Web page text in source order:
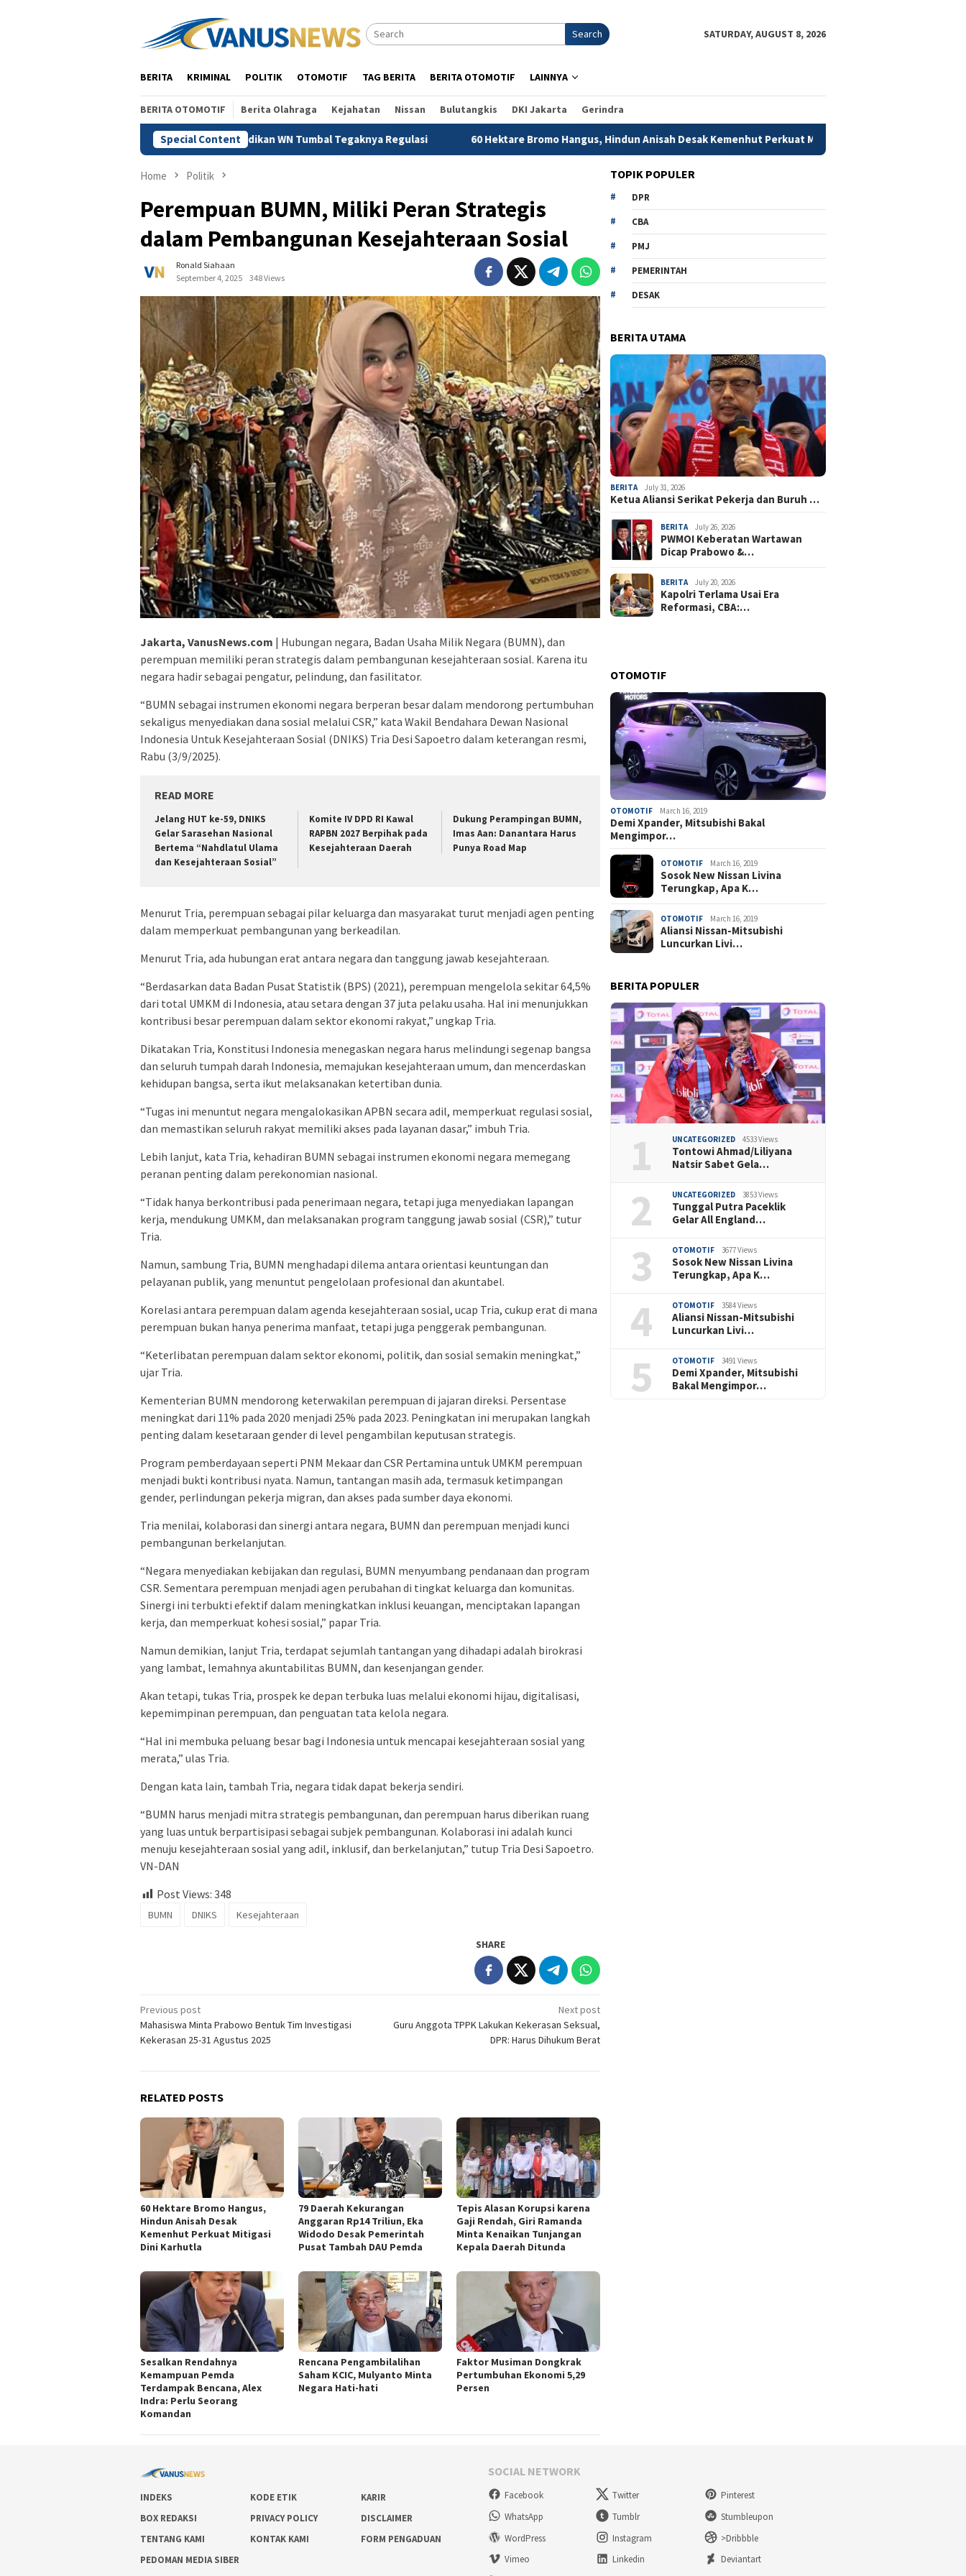
Search SATURDAY, AUGUST 8, 2026
BERITA KRIMINAL POLITIK OTOMOTIF TAG BERITA BERITA OTOMOTIF LAINNYA
BERITA OTOMOTIF Berita Olahraga Kejahatan Nissan Bulutangkis DKI Jakarta Gerindra
Special Content
Batal Demi Hukum, Jangan Jadikan WN Tumbal Tegaknya Regulasi 60 Hektare Bromo Hangus, Hindun Anisah Desak Kemenhut Perkuat Mitigasi Dini Karhutla
Home Politik
Perempuan BUMN, Miliki Peran Strategis
dalam Pembangunan Kesejahteraan Sosial
Ronald Siahaan
September 4, 2025
348 Views
Jakarta, VanusNews.com | Hubungan negara, Badan Usaha Milik Negara (BUMN), dan
perempuan memiliki peran strategis dalam pembangunan kesejahteraan sosial. Karena itu
negara hadir sebagai pengatur, pelindung, dan fasilitator.
“BUMN sebagai instrumen ekonomi negara berperan besar dalam mendorong pertumbuhan
sekaligus menyediakan dana sosial melalui CSR,” kata Wakil Bendahara Dewan Nasional
Indonesia Untuk Kesejahteraan Sosial (DNIKS) Tria Desi Sapoetro dalam keterangan resmi,
Rabu (3/9/2025).
READ MORE
Jelang HUT ke-59, DNIKS
Gelar Sarasehan Nasional
Bertema “Nahdlatul Ulama
dan Kesejahteraan Sosial”
Komite IV DPD RI Kawal
RAPBN 2027 Berpihak pada
Kesejahteraan Daerah
Dukung Perampingan BUMN,
Imas Aan: Danantara Harus
Punya Road Map
Menurut Tria, perempuan sebagai pilar keluarga dan masyarakat turut menjadi agen penting
dalam memperkuat pembangunan yang berkeadilan.
Menurut Tria, ada hubungan erat antara negara dan tanggung jawab kesejahteraan.
“Berdasarkan data Badan Pusat Statistik (BPS) (2021), perempuan mengelola sekitar 64,5%
dari total UMKM di Indonesia, atau setara dengan 37 juta pelaku usaha. Hal ini menunjukkan
kontribusi besar perempuan dalam sektor ekonomi rakyat,” ungkap Tria.
Dikatakan Tria, Konstitusi Indonesia menegaskan negara harus melindungi segenap bangsa
dan seluruh tumpah darah Indonesia, memajukan kesejahteraan umum, dan mencerdaskan
kehidupan bangsa, serta ikut melaksanakan ketertiban dunia.
“Tugas ini menuntut negara mengalokasikan APBN secara adil, memperkuat regulasi sosial,
dan memastikan seluruh rakyat memiliki akses pada layanan dasar,” imbuh Tria.
Lebih lanjut, kata Tria, kehadiran BUMN sebagai instrumen ekonomi negara memegang
peranan penting dalam perekonomian nasional.
“Tidak hanya berkontribusi pada penerimaan negara, tetapi juga menyediakan lapangan
kerja, mendukung UMKM, dan melaksanakan program tanggung jawab sosial (CSR),” tutur
Tria.
Namun, sambung Tria, BUMN menghadapi dilema antara orientasi keuntungan dan
pelayanan publik, yang menuntut pengelolaan profesional dan akuntabel.
Korelasi antara perempuan dalam agenda kesejahteraan sosial, ucap Tria, cukup erat di mana
perempuan bukan hanya penerima manfaat, tetapi juga penggerak pembangunan.
“Keterlibatan perempuan dalam sektor ekonomi, politik, dan sosial semakin meningkat,”
ujar Tria.
Kementerian BUMN mendorong keterwakilan perempuan di jajaran direksi. Persentase
meningkat dari 11% pada 2020 menjadi 25% pada 2023. Peningkatan ini merupakan langkah
penting dalam kesetaraan gender di level pengambilan keputusan strategis.
Program pemberdayaan seperti PNM Mekaar dan CSR Pertamina untuk UMKM perempuan
menjadi bukti kontribusi nyata. Namun, tantangan masih ada, termasuk ketimpangan
gender, perlindungan pekerja migran, dan akses pada sumber daya ekonomi.
Tria menilai, kolaborasi dan sinergi antara negara, BUMN dan perempuan menjadi kunci
pembangunan berkelanjutan.
“Negara menyediakan kebijakan dan regulasi, BUMN menyumbang pendanaan dan program
CSR. Sementara perempuan menjadi agen perubahan di tingkat keluarga dan komunitas.
Sinergi ini terbukti efektif dalam meningkatkan inklusi keuangan, menciptakan lapangan
kerja, dan memperkuat kohesi sosial,” papar Tria.
Namun demikian, lanjut Tria, terdapat sejumlah tantangan yang dihadapi adalah birokrasi
yang lambat, lemahnya akuntabilitas BUMN, dan kesenjangan gender.
Akan tetapi, tukas Tria, prospek ke depan terbuka luas melalui ekonomi hijau, digitalisasi,
kepemimpinan perempuan, dan penguatan tata kelola negara.
“Hal ini membuka peluang besar bagi Indonesia untuk mencapai kesejahteraan sosial yang
merata,” ulas Tria.
Dengan kata lain, tambah Tria, negara tidak dapat bekerja sendiri.
“BUMN harus menjadi mitra strategis pembangunan, dan perempuan harus diberikan ruang
yang luas untuk berpartisipasi sebagai subjek pembangunan. Kolaborasi ini adalah kunci
menuju kesejahteraan sosial yang adil, inklusif, dan berkelanjutan,” tutup Tria Desi Sapoetro.
VN-DAN
Post Views: 348
BUMN DNIKS Kesejahteraan
SHARE
Post
navigation
Previous post
Mahasiswa Minta Prabowo Bentuk Tim Investigasi
Kekerasan 25-31 Agustus 2025
Next post
Guru Anggota TPPK Lakukan Kekerasan Seksual,
DPR: Harus Dihukum Berat
RELATED POSTS
60 Hektare Bromo Hangus,
Hindun Anisah Desak
Kemenhut Perkuat Mitigasi
Dini Karhutla
79 Daerah Kekurangan
Anggaran Rp14 Triliun, Eka
Widodo Desak Pemerintah
Pusat Tambah DAU Pemda
Tepis Alasan Korupsi karena
Gaji Rendah, Giri Ramanda
Minta Kenaikan Tunjangan
Kepala Daerah Ditunda
Sesalkan Rendahnya
Kemampuan Pemda
Terdampak Bencana, Alex
Indra: Perlu Seorang
Komandan
Rencana Pengambilalihan
Saham KCIC, Mulyanto Minta
Negara Hati-hati
Faktor Musiman Dongkrak
Pertumbuhan Ekonomi 5,29
Persen
TOPIK POPULER
DPR
CBA
PMJ
PEMERINTAH
DESAK
BERITA UTAMA
BERITA July 31, 2026
Ketua Aliansi Serikat Pekerja dan Buruh …
BERITA July 26, 2026
PWMOI Keberatan Wartawan
Dicap Prabowo &…
BERITA July 20, 2026
Kapolri Terlama Usai Era
Reformasi, CBA:…
OTOMOTIF
OTOMOTIF March 16, 2019
Demi Xpander, Mitsubishi Bakal
Mengimpor…
OTOMOTIF March 16, 2019
Sosok New Nissan Livina
Terungkap, Apa K…
OTOMOTIF March 16, 2019
Aliansi Nissan-Mitsubishi
Luncurkan Livi…
BERITA POPULER
1 UNCATEGORIZED 4533 Views
Tontowi Ahmad/Liliyana
Natsir Sabet Gela…
2 UNCATEGORIZED 3853 Views
Tunggal Putra Paceklik
Gelar All England…
3 OTOMOTIF 3677 Views
Sosok New Nissan Livina
Terungkap, Apa K…
4 OTOMOTIF 3584 Views
Aliansi Nissan-Mitsubishi
Luncurkan Livi…
5 OTOMOTIF 3491 Views
Demi Xpander, Mitsubishi
Bakal Mengimpor…
INDEKS KODE ETIK
KARIR
BOX REDAKSI
PRIVACY POLICY
DISCLAIMER
TENTANG KAMI
KONTAK KAMI
FORM PENGADUAN
PEDOMAN MEDIA SIBER
SOCIAL NETWORK
Facebook Twitter
Pinterest
WhatsApp
Tumblr
Stumbleupon
WordPress
Instagram
>Dribbble
Vimeo
Linkedin
Deviantart